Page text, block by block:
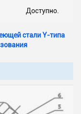
Доступно.
стали Y-типа